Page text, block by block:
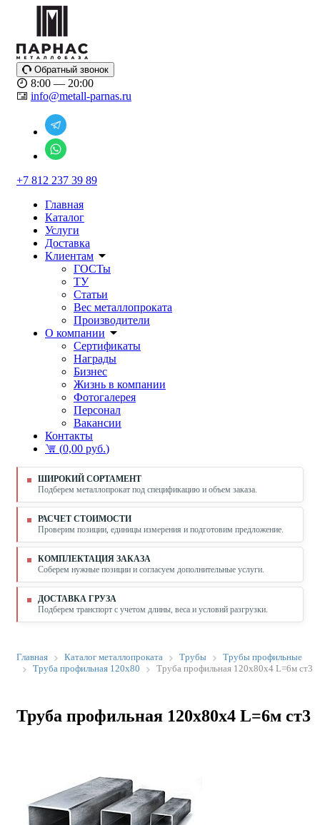
Обратный звонок
8:00 — 20:00
info@metall-parnas.ru
+7 812 237 39 89
Главная
Каталог
Услуги
Доставка
Клиентам
ГОСТы
ТУ
Статьи
Вес металлопроката
Производители
О компании
Сертификаты
Награды
Бизнес
Жизнь в компании
Фотогалерея
Персонал
Вакансии
Контакты
(0,00 руб.)
ШИРОКИЙ СОРТАМЕНТ
Подберем металлопрокат под спецификацию и объем заказа.
РАСЧЕТ СТОИМОСТИ
Проверим позиции, единицы измерения и подготовим предложение.
КОМПЛЕКТАЦИЯ ЗАКАЗА
Соберем нужные позиции и согласуем дополнительные услуги.
ДОСТАВКА ГРУЗА
Подберем транспорт с учетом длины, веса и условий разгрузки.
Главная Каталог металлопроката Трубы
Трубы профильные
Труба профильная 120х80
Труба профильная 120х80х4 L=6м ст3
Труба профильная 120х80х4 L=6м ст3